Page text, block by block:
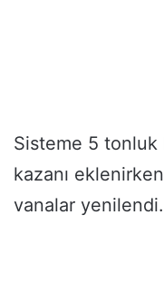
Sisteme 5
kazanı
vanalar yenilendi.